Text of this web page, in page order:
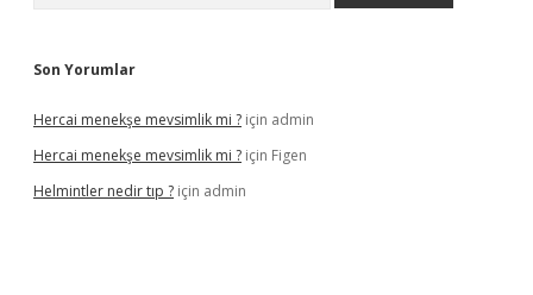
Son Yorumlar
Hercai menekşe mevsimlik mi ? için admin
Hercai menekşe mevsimlik mi ? için Figen
Helmintler nedir tıp ? için admin